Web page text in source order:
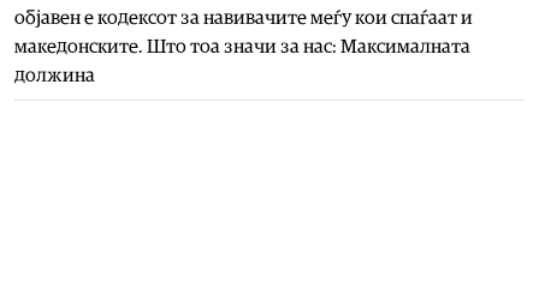
објавен е кодексот за навивачите меѓу кои спаѓаат и
македонските. Што тоа значи за нас: Максималната
должина